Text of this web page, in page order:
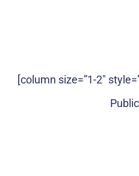
[column size=”1-2″